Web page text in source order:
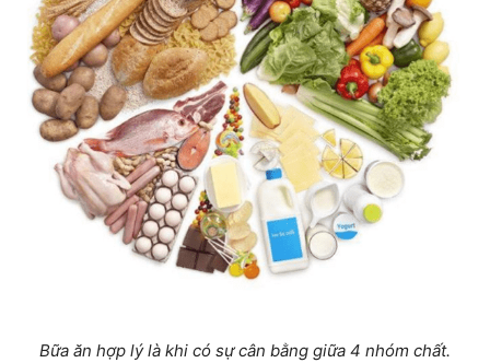
Bữa ăn hợp lý là khi có sự cân bằng giữa 4 nhóm chất.